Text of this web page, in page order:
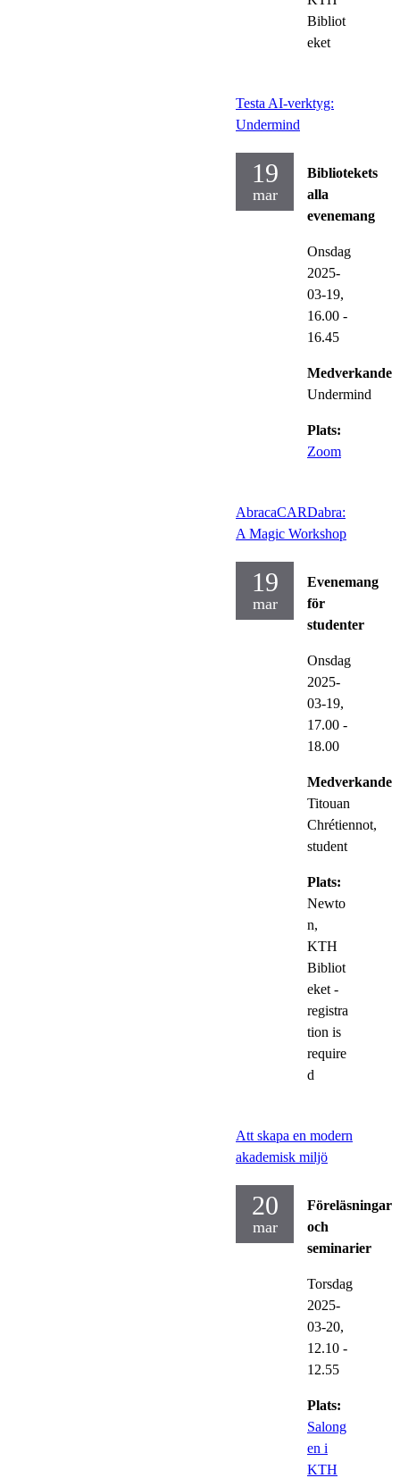
Bibliot
eket
Testa AI-verktyg:
Undermind
19
mar
Bibliotekets
alla
evenemang
Onsdag
2025-
03-19,
16.00 -
16.45
Medverkande:
Undermind
Plats:
Zoom
AbracaCARDabra:
A Magic Workshop
19
mar
Evenemang
för
studenter
Onsdag
2025-
03-19,
17.00 -
18.00
Medverkande:
Titouan
Chrétiennot,
student
Plats:
Newto
n,
KTH
Bibliot
eket -
registra
tion is
require
d
Att skapa en modern
akademisk miljö
20
mar
Föreläsningar
och
seminarier
Torsdag
2025-
03-20,
12.10 -
12.55
Plats:
Salong
en i
KTH